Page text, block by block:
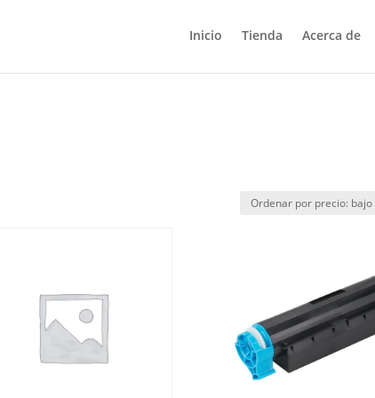
Inicio Tienda Acerca de